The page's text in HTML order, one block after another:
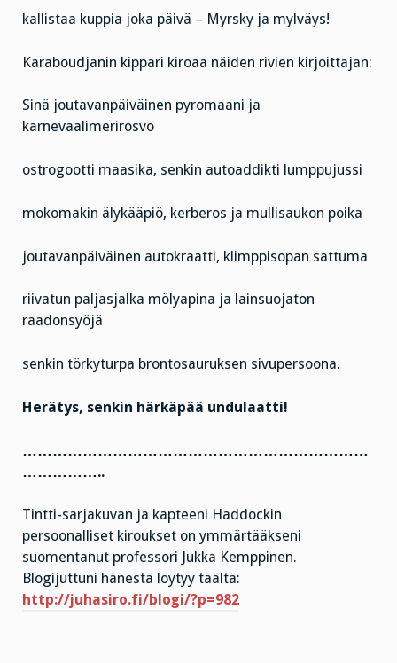
kallistaa kuppia joka päivä – Myrsky ja mylväys!
Karaboudjanin kippari kiroaa näiden rivien kirjoittajan:
Sinä joutavanpäiväinen pyromaani ja
karnevaalimerirosvo
ostrogootti maasika, senkin autoaddikti lumppujussi
mokomakin älykääpiö, kerberos ja mullisaukon poika
joutavanpäiväinen autokraatti, klimppisopan sattuma
riivatun paljasjalka mölyapina ja lainsuojaton
raadonsyöjä
senkin törkyturpa brontosauruksen sivupersoona.
Herätys, senkin härkäpää undulaatti!
……………………………………………………………
……………..
Tintti-sarjakuvan ja kapteeni Haddockin
persoonalliset kiroukset on ymmärtääkseni
suomentanut professori Jukka Kemppinen.
Blogijuttuni hänestä löytyy täältä:
http://juhasiro.fi/blogi/?p=982